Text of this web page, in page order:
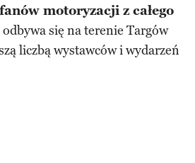
motoryzacji z całego
się na terenie Targów
liczbą wystawców i wydarzeń